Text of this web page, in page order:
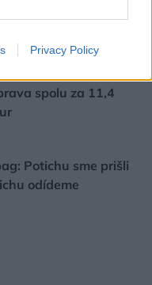
Privacy Policy
v Trebišove sú
spolu za 11,4
Potichu sme prišli
odídeme